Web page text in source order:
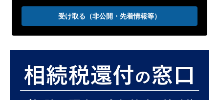
受け取る（非公開・先着情報等）